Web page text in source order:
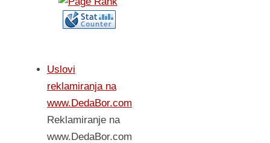
Uslovi
reklamiranja na
www.DedaBor.com
Reklamiranje na
www.DedaBor.com